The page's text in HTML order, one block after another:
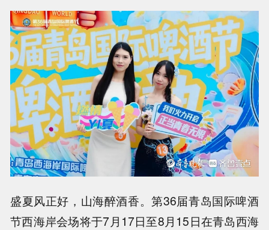
盛夏风正好，山海醉酒香。第36届青岛国际啤酒
节西海岸会场将于7月17日至8月15日在青岛西海